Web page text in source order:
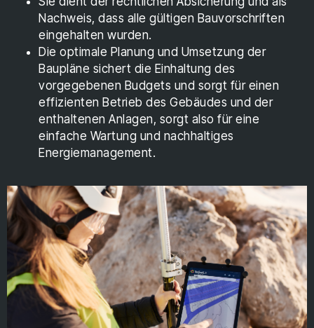
Nachweis, dass alle gültigen Bauvorschriften
eingehalten wurden.
Die optimale Planung und Umsetzung der
Baupläne sichert die Einhaltung des
vorgegebenen Budgets und sorgt für einen
effizienten Betrieb des Gebäudes und der
enthaltenen Anlagen, sorgt also für eine
einfache Wartung und nachhaltiges
Energiemanagement.